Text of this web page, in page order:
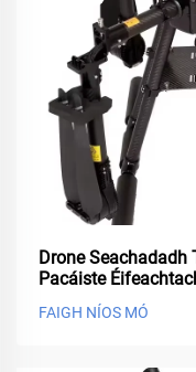
Drone Seachadadh
Pacáiste
FAIGH NÍOS MÓ